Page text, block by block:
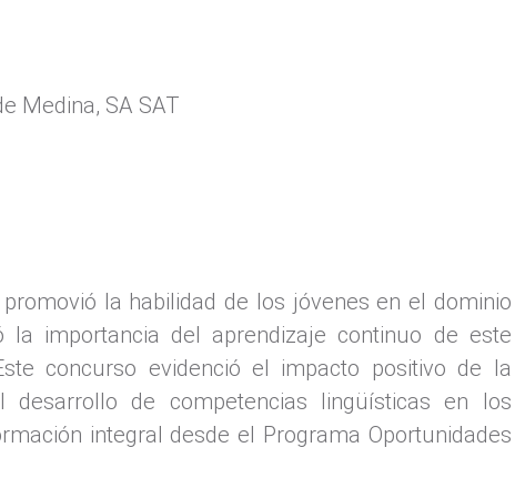
Medina, SA SAT
la habilidad de los jóvenes en el dominio
importancia del aprendizaje continuo de este
concurso evidenció el impacto positivo de la
de competencias lingüísticas en los
integral desde el Programa Oportunidades